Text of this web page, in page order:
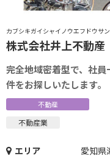
カブシキガイシャイノウエフドウサン
株式会社井上不動産
完全地域密着型で、社
件をお探しいたします。
不動産
不動産業
エリア
愛知県